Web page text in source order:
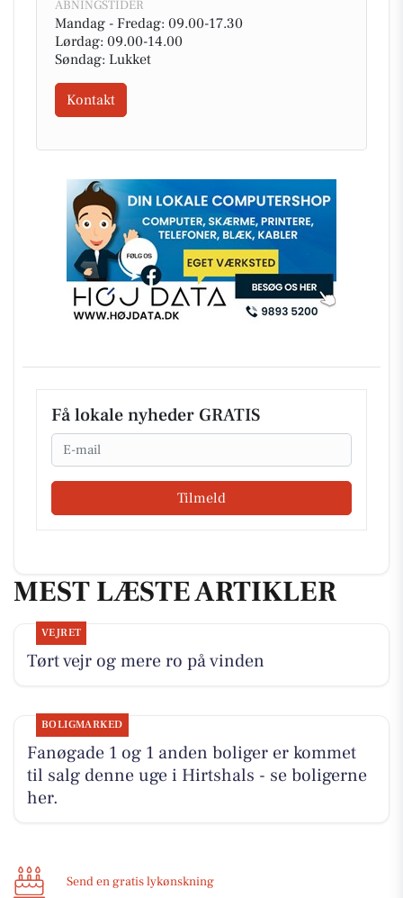
ÅBNINGSTIDER
Mandag - Fredag: 09.00-17.30
Lørdag: 09.00-14.00
Søndag: Lukket
Kontakt
Få lokale nyheder GRATIS
Email
Tilmeld
MEST LÆSTE ARTIKLER
VEJRET
Tørt vejr og mere ro på vinden
BOLIGMARKED
Fanøgade 1 og 1 anden boliger er kommet
til salg denne uge i Hirtshals - se boligerne
her.
Send en gratis lykønskning